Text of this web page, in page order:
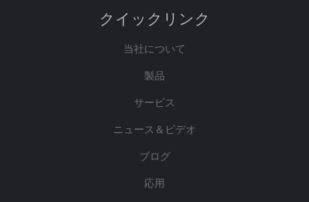
クイックリンク
当社について
製品
サービス
ニュース＆ビデオ
ブログ
応用